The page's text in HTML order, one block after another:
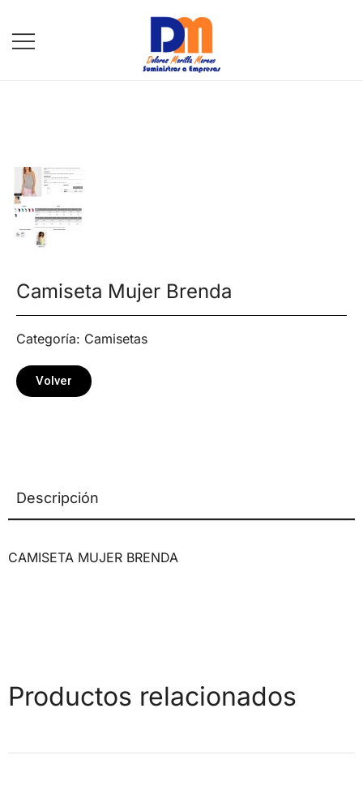
Camiseta Mujer Brenda
Categoría: Camisetas
Volver
Descripción
CAMISETA MUJER BRENDA
Productos relacionados